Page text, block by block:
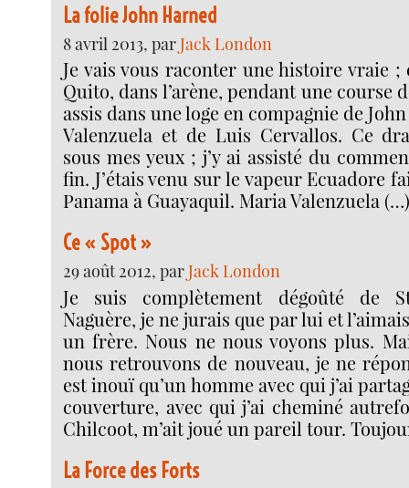
La folie John Harned
8 avril 2013, parJack London
Je vais vous raconter une histoire vraie ;
Quito, dans l’arène, pendant une course
assis dans une loge en compagnie de
Valenzuela et de Luis Cervallos. Ce
sous mes yeux ; j’y ai assisté du
fin. J’étais venu sur le vapeur Ecuadore
Panama à Guayaquil. Maria Valenzuela
Ce « Spot »
29 août 2012, parJack London
Je suis complètement dégoûté de
Naguère, je ne jurais que par lui et
un frère. Nous ne nous voyons plus.
nous retrouvons de nouveau, je ne
est inouï qu’un homme avec qui j’ai
couverture, avec qui j’ai cheminé
Chilcoot, m’ait joué un pareil tour.
La Force des Forts